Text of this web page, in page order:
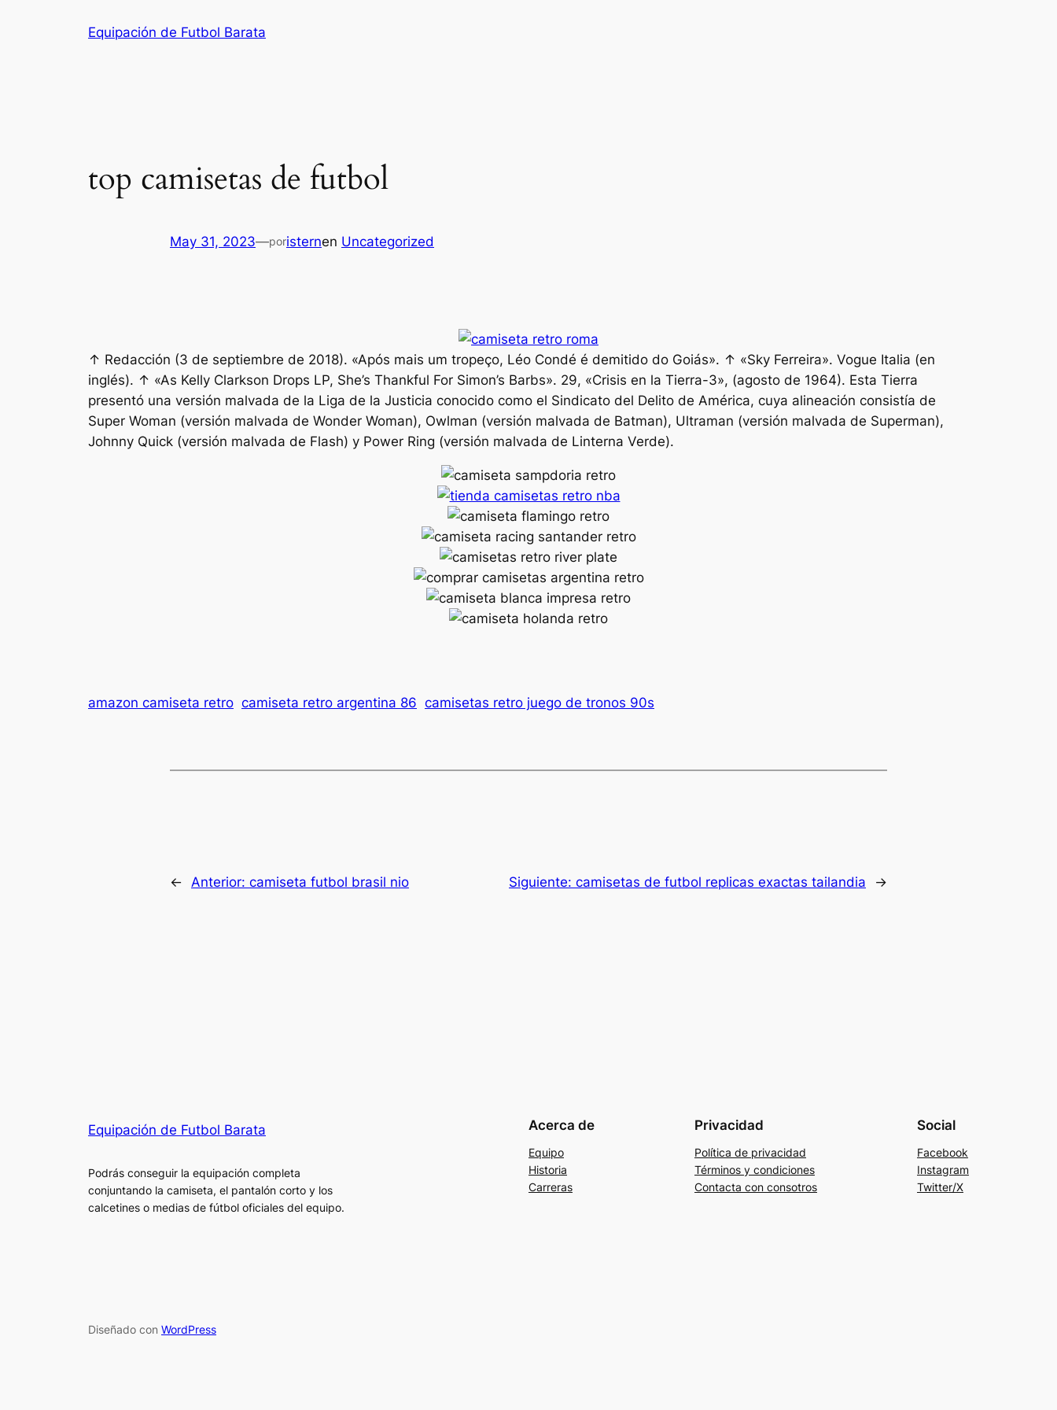
Equipación de Futbol Barata
top camisetas de futbol
May 31, 2023—poristernen Uncategorized
↑ Redacción (3 de septiembre de 2018). «Após mais um tropeço, Léo Condé é demitido do Goiás». ↑ «Sky Ferreira». Vogue Italia (en
inglés). ↑ «As Kelly Clarkson Drops LP, She’s Thankful For Simon’s Barbs». 29, «Crisis en la Tierra-3», (agosto de 1964). Esta Tierra
presentó una versión malvada de la Liga de la Justicia conocido como el Sindicato del Delito de América, cuya alineación consistía de
Super Woman (versión malvada de Wonder Woman), Owlman (versión malvada de Batman), Ultraman (versión malvada de Superman),
Johnny Quick (versión malvada de Flash) y Power Ring (versión malvada de Linterna Verde).
amazon camiseta retro camiseta retro argentina 86 camisetas retro juego de tronos 90s
← Anterior: camiseta futbol brasil nio Siguiente: camisetas de futbol replicas exactas tailandia →
Equipación de Futbol Barata
Podrás conseguir la equipación completa
conjuntando la camiseta, el pantalón corto y los
calcetines o medias de fútbol oficiales del equipo.
Acerca de
Equipo
Historia
Carreras
Privacidad
Política de privacidad
Términos y condiciones
Contacta con consotros
Social
Facebook
Instagram
Twitter/X
Diseñado con WordPress